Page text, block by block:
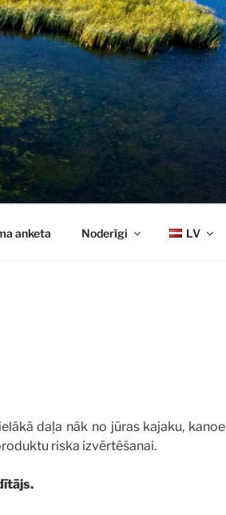
anketa Noderīgi LV
daļa nāk no jūras kajaku, kanoe
riska izvērtēšanai.